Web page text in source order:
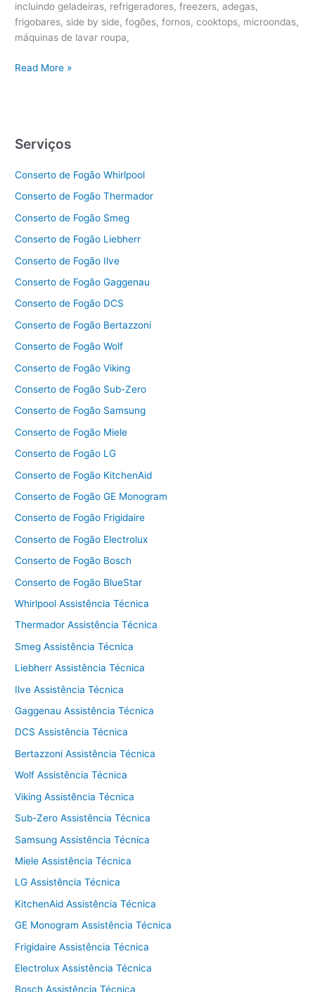
incluindo geladeiras, refrigeradores, freezers, adegas,
frigobares, side by side, fogões, fornos, cooktops, microondas,
máquinas de lavar roupa,
Brastemp
Read More »
Serviços
Conserto de Fogão Whirlpool
Conserto de Fogão Thermador
Conserto de Fogão Smeg
Conserto de Fogão Liebherr
Conserto de Fogão Ilve
Conserto de Fogão Gaggenau
Conserto de Fogão DCS
Conserto de Fogão Bertazzoni
Conserto de Fogão Wolf
Conserto de Fogão Viking
Conserto de Fogão Sub-Zero
Conserto de Fogão Samsung
Conserto de Fogão Miele
Conserto de Fogão LG
Conserto de Fogão KitchenAid
Conserto de Fogão GE Monogram
Conserto de Fogão Frigidaire
Conserto de Fogão Electrolux
Conserto de Fogão Bosch
Conserto de Fogão BlueStar
Whirlpool Assistência Técnica
Thermador Assistência Técnica
Smeg Assistência Técnica
Liebherr Assistência Técnica
Ilve Assistência Técnica
Gaggenau Assistência Técnica
DCS Assistência Técnica
Bertazzoni Assistência Técnica
Wolf Assistência Técnica
Viking Assistência Técnica
Sub-Zero Assistência Técnica
Samsung Assistência Técnica
Miele Assistência Técnica
LG Assistência Técnica
KitchenAid Assistência Técnica
GE Monogram Assistência Técnica
Frigidaire Assistência Técnica
Electrolux Assistência Técnica
Bosch Assistência Técnica